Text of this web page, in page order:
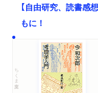
【自由研究、読書
もに！
ちくま文庫